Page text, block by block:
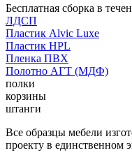
Бесплатная сборка в
ЛДСП
Пластик Alvic Luxe
Пластик HPL
Пленка ПВХ
Полотно АГТ (МДФ)
полки
корзины
штанги
Все образцы мебели
проекту в единственном